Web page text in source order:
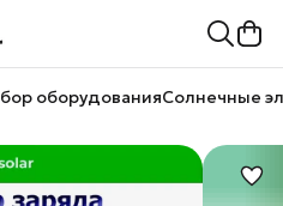
оборудованияСолнечные